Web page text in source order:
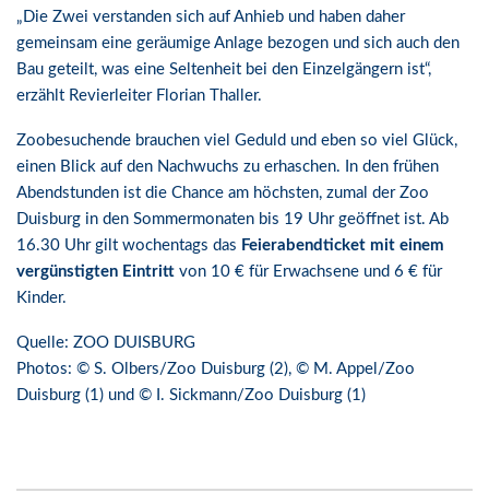
„Die Zwei verstanden sich auf Anhieb und haben daher
gemeinsam eine geräumige Anlage bezogen und sich auch den
Bau geteilt, was eine Seltenheit bei den Einzelgängern ist“,
erzählt Revierleiter Florian Thaller.
Zoobesuchende brauchen viel Geduld und eben so viel Glück,
einen Blick auf den Nachwuchs zu erhaschen. In den frühen
Abendstunden ist die Chance am höchsten, zumal der Zoo
Duisburg in den Sommermonaten bis 19 Uhr geöffnet ist. Ab
16.30 Uhr gilt wochentags das Feierabendticket mit einem
vergünstigten Eintritt von 10 € für Erwachsene und 6 € für
Kinder.
Quelle: ZOO DUISBURG
Photos: © S. Olbers/Zoo Duisburg (2), © M. Appel/Zoo
Duisburg (1) und © I. Sickmann/Zoo Duisburg (1)